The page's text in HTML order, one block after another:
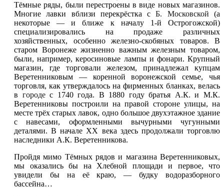
Тёмные ряды, были перестроены в виде новых магазинов.
Многие лавки вблизи перекрёстка сБ. Московской (а
некоторые — и ближе к началу 1-й Острогожской)
специализировались на продаже различных
хозяйственных, особенно железно-скобяных товаров. В
старом Воронеже жизненно важным железным товаром,
были, например, керосиновые лампы и фонари. Крупный
магазин, где торговали железом, принадлежал купцам
Веретенниковым — коренной воронежской семье, чья
торговля, как утверждалось на фирменных бланках, велась
в городес 1740 года. В 1880 году братья А.К. и М.К.
Веретенниковы построили на правой стороне улицы, на
месте трёх старых лавок, одно большое двухэтажное здание
с навесами, оформленными вычурными чугунными
деталями. В начале XX века здесь продолжали торговлю
наследники А.К. Веретенникова.
Пройдя мимо Тёмных рядов и магазина Веретенниковых,
мы оказались бы на Хлебной площади и первое, что
увидели бы на её краю, — будку водоразборного
бассейна…